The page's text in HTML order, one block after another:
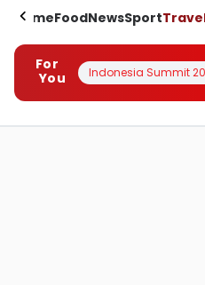
HomeFoodNewsSport
For
You
Indonesia Summit